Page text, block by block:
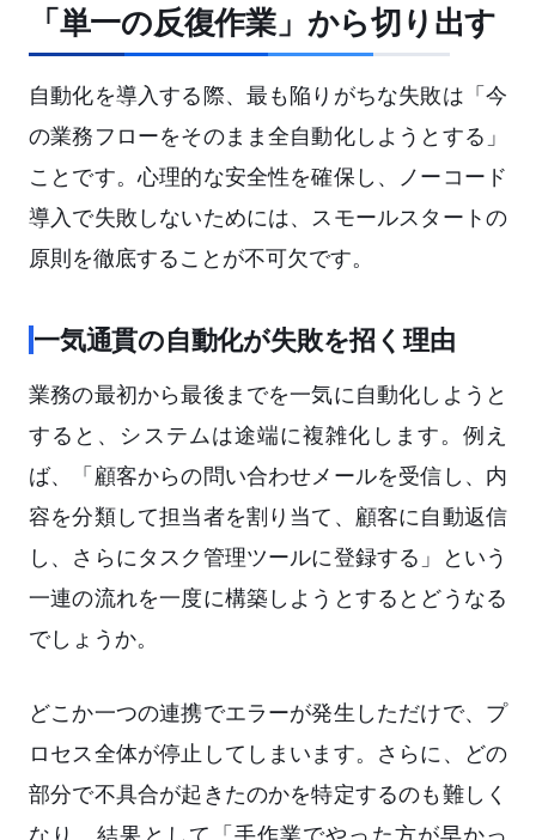
「単一の反復作業」から切り出す
自動化を導入する際、最も陥りがちな失敗は「今
の業務フローをそのまま全自動化しようとする」
ことです。心理的な安全性を確保し、ノーコード
導入で失敗しないためには、スモールスタートの
原則を徹底することが不可欠です。
一気通貫の自動化が失敗を招く理由
業務の最初から最後までを一気に自動化しようと
すると、システムは途端に複雑化します。例え
ば、「顧客からの問い合わせメールを受信し、内
容を分類して担当者を割り当て、顧客に自動返信
し、さらにタスク管理ツールに登録する」という
一連の流れを一度に構築しようとするとどうなる
でしょうか。
どこか一つの連携でエラーが発生しただけで、プ
ロセス全体が停止してしまいます。さらに、どの
部分で不具合が起きたのかを特定するのも難しく
なり、結果として「手作業でやった方が早かっ